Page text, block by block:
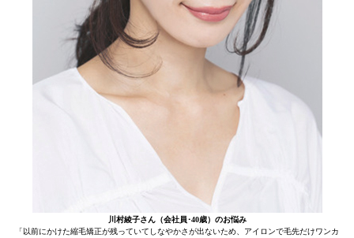
川村綾子さん（会社員･40歳）のお悩み
「以前にかけた縮毛矯正が残っていてしなやかさが出ないため、アイロンで毛先だけワンカ